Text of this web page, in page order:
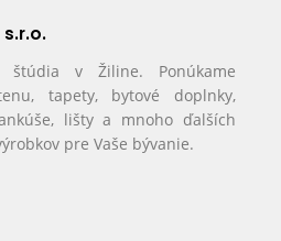
štúdia v Žiline. Ponúkame
tapety, bytové doplnky,
lišty a mnoho ďalších
pre Vaše bývanie.